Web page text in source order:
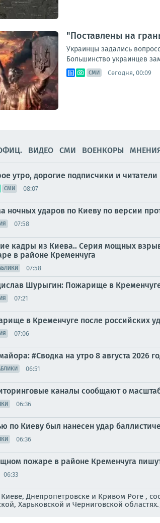
"Поставлены на
Украинцы задались
Большинство украинцев
СМИ Сегодня, 00:09
ВИДЕО СМИ ВОЕНКОРЫ
утро, дорогие подписчики и
СМИ 08:07
ночных ударов по Киеву по версии
07:58
кадры из Киева.. Серия мощных
в районе Кременчуга
07:58
Шурыгин: Пожарище в
07:21
в Кременчуге после российских
07:06
#Сводка на утро 8 августа 2026
06:51
каналы сообщают о
06:36
по Киеву был нанесен удар
06:36
пожаре в районе Кременчуга
06:33
Днепропетровске и Кривом Роге ,
Харьковской и Черниговской